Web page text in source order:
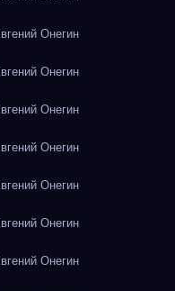
Онегин
Онегин
Онегин
Онегин
Онегин
Онегин
Онегин